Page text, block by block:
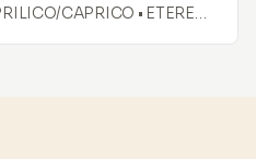
CAPRICO • ETERE
ISOSORBIDE •
• ESTRATTO DI